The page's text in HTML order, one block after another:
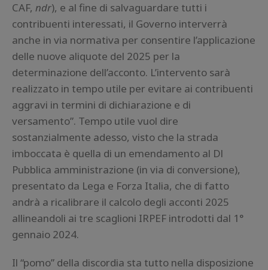
CAF, ndr), e al fine di salvaguardare tutti i
contribuenti interessati, il Governo interverrà
anche in via normativa per consentire l’applicazione
delle nuove aliquote del 2025 per la
determinazione dell’acconto. L’intervento sarà
realizzato in tempo utile per evitare ai contribuenti
aggravi in termini di dichiarazione e di
versamento”. Tempo utile vuol dire
sostanzialmente adesso, visto che la strada
imboccata è quella di un emendamento al Dl
Pubblica amministrazione (in via di conversione),
presentato da Lega e Forza Italia, che di fatto
andrà a ricalibrare il calcolo degli acconti 2025
allineandoli ai tre scaglioni IRPEF introdotti dal 1°
gennaio 2024.
Il “pomo” della discordia sta tutto nella disposizione